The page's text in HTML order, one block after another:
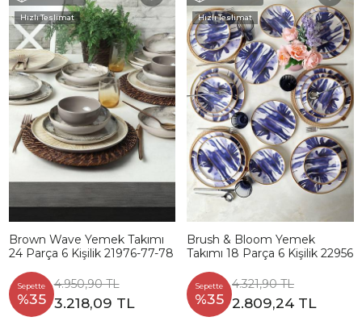
Hızlı Teslimat
Brown Wave Yemek Takımı
24 Parça 6 Kişilik 21976-77-78
Sepette
%35
4.950,90 TL
3.218,09 TL
Hızlı Teslimat
Brush & Bloom Yemek
Takımı 18 Parça 6 Kişilik 22956
Sepette
%35
4.321,90 TL
2.809,24 TL